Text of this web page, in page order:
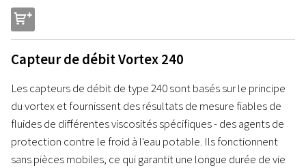
s
Capteur de débit Vortex 240
Les capteurs de débit de type 240 sont basés sur le principe
du vortex et fournissent des résultats de mesure fiables de
fluides de différentes viscosités spécifiques - des agents de
protection contre le froid à l'eau potable. Ils fonctionnent
sans pièces mobiles, ce qui garantit une longue durée de vie